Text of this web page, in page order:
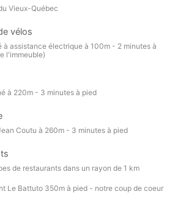
Vieux-Québec
vélos
à assistance électrique à 100m - 2 minutes à
l'immeuble)
à 220m - 3 minutes à pied
Coutu à 260m - 3 minutes à pied
de restaurants dans un rayon de 1 km
Le Battuto 350m à pied - notre coup de coeur